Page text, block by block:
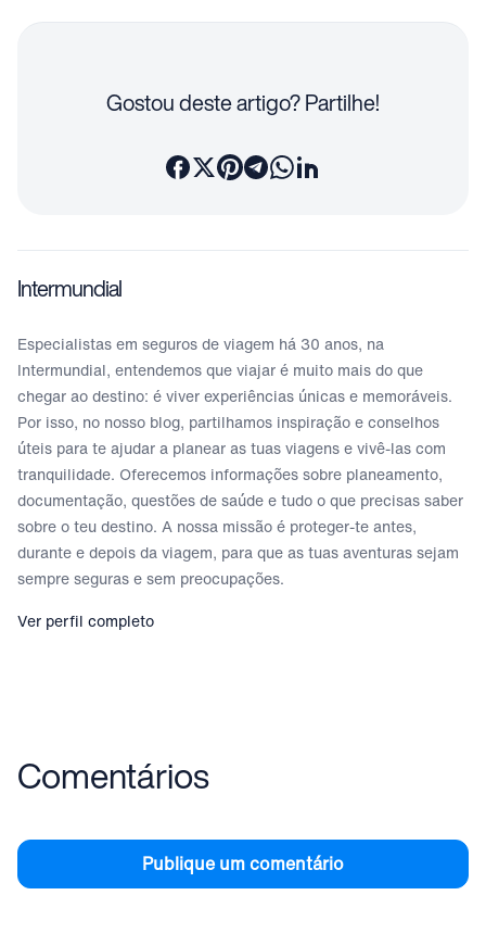
Gostou deste artigo? Partilhe!
Intermundial
Especialistas em seguros de viagem há 30 anos, na
Intermundial, entendemos que viajar é muito mais do que
chegar ao destino: é viver experiências únicas e memoráveis.
Por isso, no nosso blog, partilhamos inspiração e conselhos
úteis para te ajudar a planear as tuas viagens e vivê-las com
tranquilidade. Oferecemos informações sobre planeamento,
documentação, questões de saúde e tudo o que precisas saber
sobre o teu destino. A nossa missão é proteger-te antes,
durante e depois da viagem, para que as tuas aventuras sejam
sempre seguras e sem preocupações.
Ver perfil completo
Comentários
Publique um comentário